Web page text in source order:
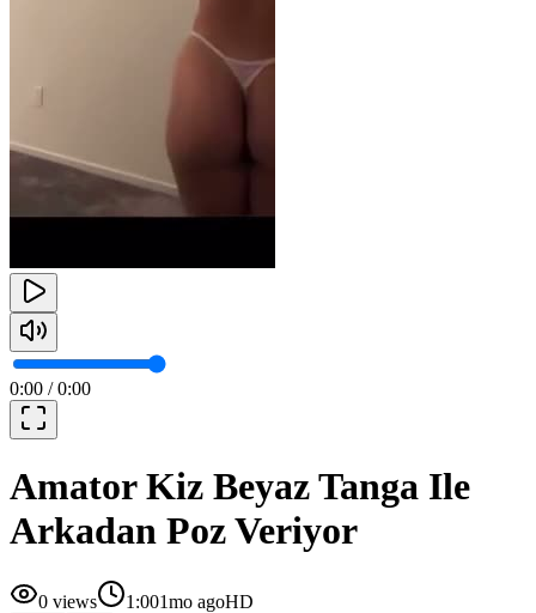
0:00 /0:00
Amator Kiz Beyaz Tanga Ile
Arkadan Poz Veriyor
0 views 1:001mo agoHD